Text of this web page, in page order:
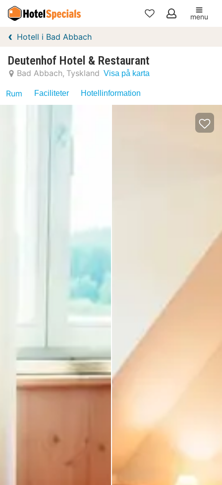
Mina
menu
Hotell i Bad Abbach
Deutenhof Hotel & Restaurant
Bad Abbach Tyskland Visa på karta
Rum Faciliteter Hotellinformation